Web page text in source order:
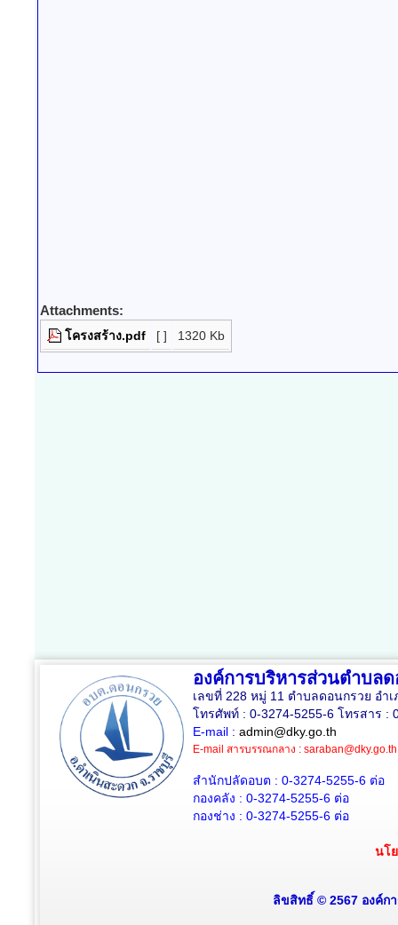
Attachments:
โครงสร้าง.pdf [ ] 1320 Kb
องค์การบริหารส่วนตำบล
เลขที่ 228 หมู่ 11 ตำบลดอนกรวย อำ
โทรศัพท์ : 0-3274-5255-6 โทรสาร :
E-mail : admin@dky.go.th
E-mail สารบรรณกลาง : saraban@dky.go.th
สำนักปลัดอบต : 0-3274-5255-6ต่อ
กองคลัง : 0-3274-5255-6ต่อ
กองช่าง : 0-3274-5255-6ต่อ
นโ
ลิขสิทธิ์ © 2567 องค์ก